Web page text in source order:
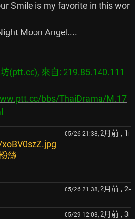
(ptt.cc), 來自: 219.85.140.111
bbs/ThaiDrama/M.17
05/26 21:38, 2月前 , 1 F
絲
05/26 21:38, 2月前 , 2F
05/29 12:03, 2月前 , 3F